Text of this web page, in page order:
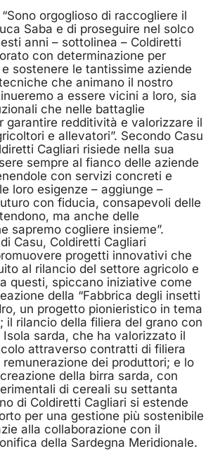
orgoglioso di raccogliere il
Saba e di proseguire nel solco
anni – sottolinea – Coldiretti
con determinazione per
sostenere le tantissime aziende
che animano il nostro
a essere vicini a loro, sia
che nelle battaglie
garantire redditività e valorizzare il
e allevatori”. Secondo Casu
Cagliari risiede nella sua
sempre al fianco delle aziende
con servizi concreti e
loro esigenze – aggiunge –
con fiducia, consapevoli delle
ma anche delle
sapremo cogliere insieme”.
Casu, Coldiretti Cagliari
progetti innovativi che
al rilancio del settore agricolo e
questi, spiccano iniziative come
della “Fabbrica degli insetti
un progetto pionieristico in tema
il rilancio della filiera del grano con
sarda, che ha valorizzato il
attraverso contratti di filiera
dei produttori; e lo
della birra sarda, con
di cereali su settanta
di Coldiretti Cagliari si estende
per una gestione più sostenibile
alla collaborazione con il
della Sardegna Meridionale.